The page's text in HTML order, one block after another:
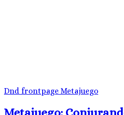
Dnd frontpage Metajuego